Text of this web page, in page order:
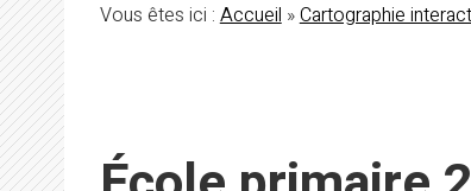
Vous êtes ici :Accueil»Cartographie